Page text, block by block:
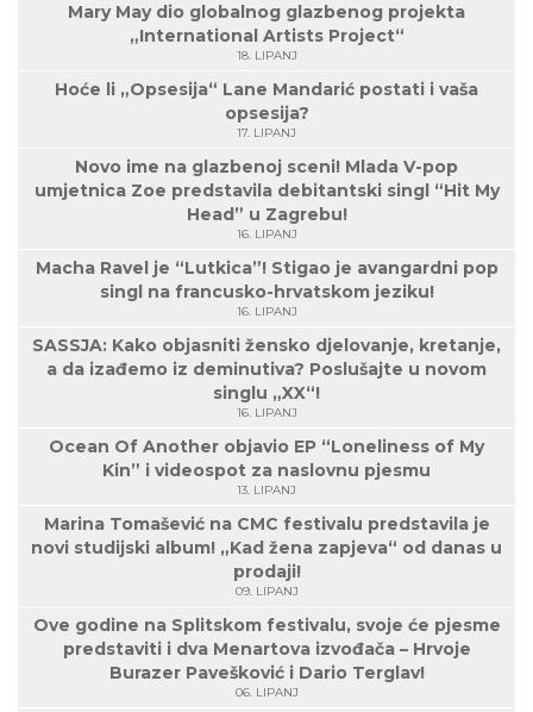
Mary May dio globalnog glazbenog projekta
„International Artists Project“
18. LIPANJ
Hoće li „Opsesija“ Lane Mandarić postati i vaša
opsesija?
17. LIPANJ
Novo ime na glazbenoj sceni! Mlada V-pop
umjetnica Zoe predstavila debitantski singl “Hit My
Head” u Zagrebu!
16. LIPANJ
Macha Ravel je “Lutkica”! Stigao je avangardni pop
singl na francusko-hrvatskom jeziku!
16. LIPANJ
SASSJA: Kako objasniti žensko djelovanje, kretanje,
a da izađemo iz deminutiva? Poslušajte u novom
singlu „XX“!
16. LIPANJ
Ocean Of Another objavio EP “Loneliness of My
Kin” i videospot za naslovnu pjesmu
13. LIPANJ
Marina Tomašević na CMC festivalu predstavila je
novi studijski album! „Kad žena zapjeva“ od danas u
prodaji!
09. LIPANJ
Ove godine na Splitskom festivalu, svoje će pjesme
predstaviti i dva Menartova izvođača – Hrvoje
Burazer Pavešković i Dario Terglav!
06. LIPANJ